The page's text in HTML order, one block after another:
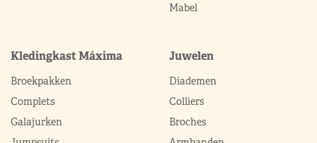
Mabel
Kledingkast Máxima
Broekpakken
Complets
Galajurken
Juwelen
Diademen
Colliers
Broches